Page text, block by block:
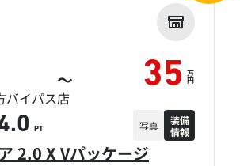
2.0 X Vパッケージ
～ 35 万
円
バイパス店
PT 写真
装備
情報